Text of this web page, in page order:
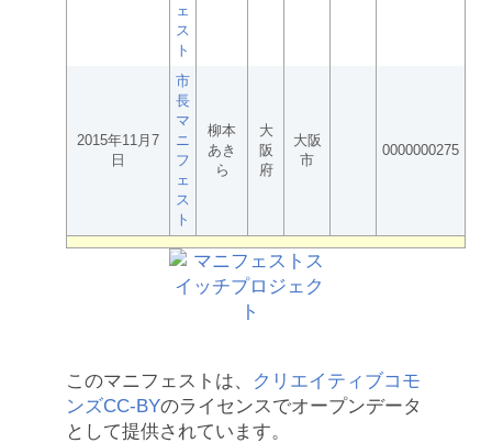
ェ
ス
ト
2015年11月7
日
市
長
マ
ニ
フ
ェ
ス
ト
柳本
あき
ら
大
阪
府
大阪
市
0000000275
このマニフェストは、
クリエイティブコモ
ンズCC-BYのライセンスでオープンデータ
として提供されています。